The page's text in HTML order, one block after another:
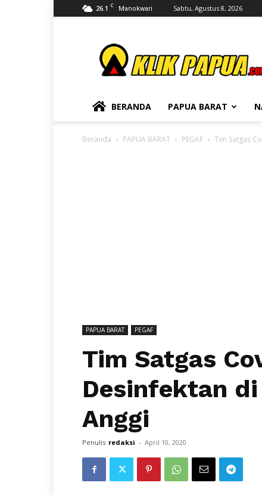
26.1 C Manokwari Sabtu, Agustus 8, 2026
BERANDA PAPUA BARAT
Beranda PAPUA BARAT PEGAF Tim Satgas
PAPUA BARAT PEGAF
Tim Satgas
Desinfektan
Anggi
Penulis redaksi - April 10, 2020